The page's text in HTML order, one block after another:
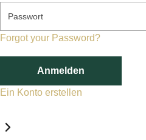
Passwort
Forgot your Password?
Anmelden
Ein Konto erstellen